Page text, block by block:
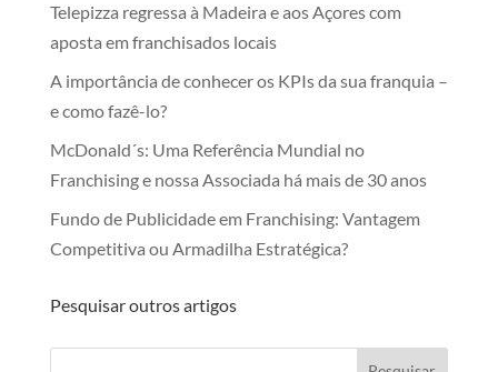
Telepizza regressa à Madeira e aos Açores com
aposta em franchisados locais
A importância de conhecer os KPIs da sua franquia –
e como fazê-lo?
McDonald´s: Uma Referência Mundial no
Franchising e nossa Associada há mais de 30 anos
Fundo de Publicidade em Franchising: Vantagem
Competitiva ou Armadilha Estratégica?
Pesquisar outros artigos